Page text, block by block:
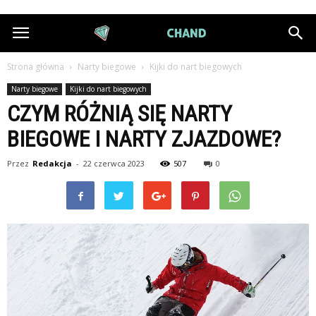
DiamondChand.pl
Strona główna Narty biegowe Kijki do nart biegowych
Narty biegowe Kijki do nart biegowych
CZYM RÓŻNIĄ SIĘ NARTY
BIEGOWE I NARTY ZJAZDOWE?
Przez Redakcja - 22 czerwca 2023 507 0